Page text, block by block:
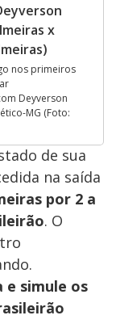
x
nos primeiros
Deyverson
MG (Foto:
de sua
na saída
por 2 a
. O
e simule os